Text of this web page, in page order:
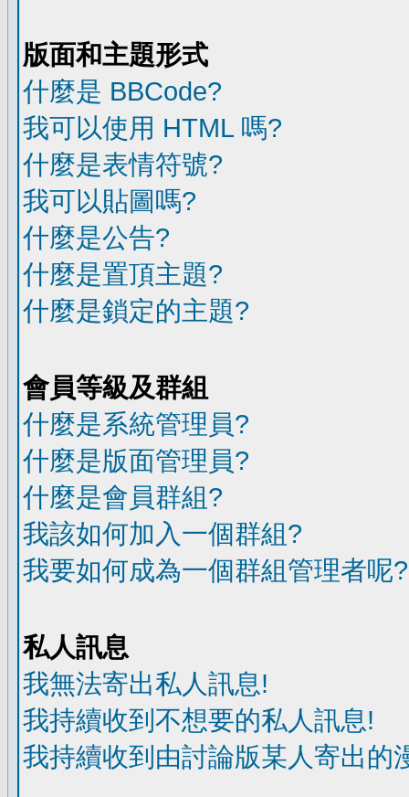
版面和主題形式
什麼是 BBCode?
我可以使用 HTML 嗎?
什麼是表情符號?
我可以貼圖嗎?
什麼是公告?
什麼是置頂主題?
什麼是鎖定的主題?
會員等級及群組
什麼是系統管理員?
什麼是版面管理員?
什麼是會員群組?
我該如何加入一個群組?
我要如何成為一個群組管理者呢?
私人訊息
我無法寄出私人訊息!
我持續收到不想要的私人訊息!
我持續收到由討論版某人寄出的